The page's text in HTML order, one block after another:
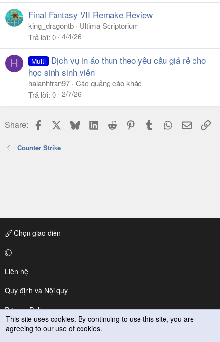
Final Fantasy VII Remake Review
king_dragontb
Ultima Scriptorium
Trả lời 0 4/4/26
H Multi
Dịch vụ in áo thun theo yêu cầu giá rẻ cho
học sinh sinh viên
haianhtran97 Các quảng cáo khác
Trả lời 0 2/7/26
Share: Facebook BlueskyLinkedIn
Reddit PinterestTumblr WhatsApp
Email
Counter Strike
Chọn giao diện
Liên hệ
Quy định và Nội quy
Privacy Policy
Trợ giúp
This site uses cookies. By continuing to use this site, you are
agreeing to our use of cookies.